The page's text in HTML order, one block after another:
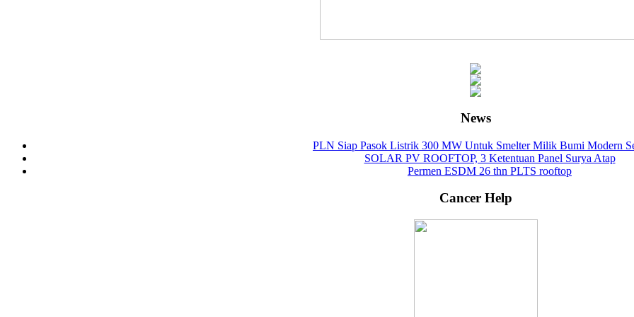
News
PLN Siap Pasok Listrik 300 MW Untuk Smelter Milik Bumi Modern
SOLAR PV ROOFTOP, 3 Ketentuan Panel Surya Atap
Permen ESDM 26 thn PLTS rooftop
Cancer Help